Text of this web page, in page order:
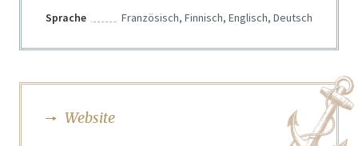
Sprache
Französisch, Finnisch, Englisch, Deutsch
Website